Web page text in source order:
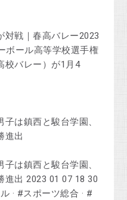
対戦｜春高バレー2023
ボール高等学校選手権
校バレー）が1月4
子は鎮西と駿台学園、
進出
子は鎮西と駿台学園、
進出 2023 01 07 18 30
· #スポーツ総合 · #